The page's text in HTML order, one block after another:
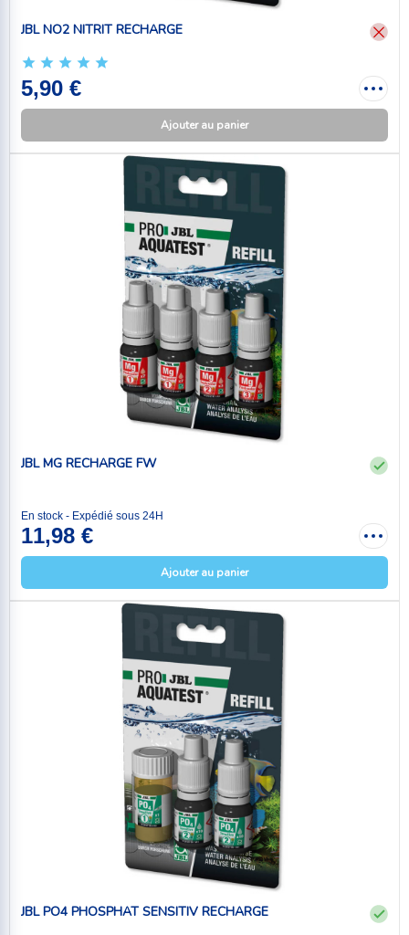
JBL NO2 NITRIT RECHARGE
5,90 €
Ajouter au panier
JBL MG RECHARGE FW
En stock - Expédié sous 24H
11,98 €
Ajouter au panier
JBL PO4 PHOSPHAT SENSITIV RECHARGE